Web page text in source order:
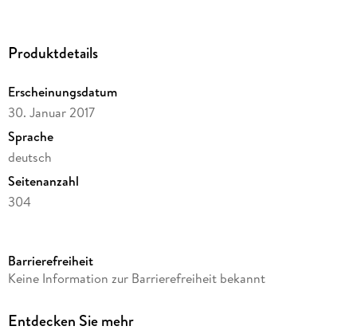
Liebe in unseren modernen Zeiten.
Produktdetails
Erscheinungsdatum
30. Januar 2017
Sprache
deutsch
Seitenanzahl
304
Übersetzung
Verlag/Hersteller
Barrierefreiheit
Keine Information zur Barrierefreiheit bekannt
Entdecken Sie mehr